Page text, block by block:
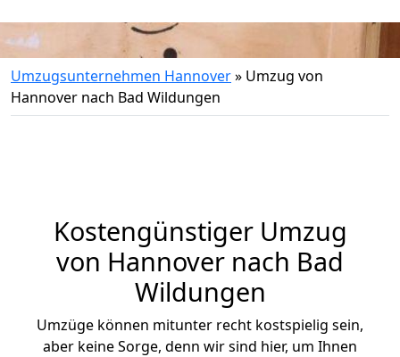
Umzugsunternehmen Hannover» Umzug von
Hannover nach Bad Wildungen
Kostengünstiger Umzug
von Hannover nach Bad
Wildungen
Umzüge können mitunter recht kostspielig sein,
aber keine Sorge, denn wir sind hier, um Ihnen